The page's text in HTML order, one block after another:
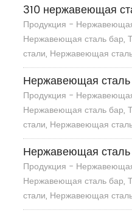
310 нержавеющая
Продукция -
Нержавеющая сталь бар,
стали, Нержавеющая
Нержавеющая
Продукция -
Нержавеющая сталь бар,
стали, Нержавеющая
Нержавеющая сталь
Продукция -
Нержавеющая сталь бар,
стали, Нержавеющая